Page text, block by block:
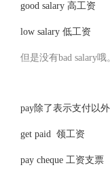
good salary 高工资
low salary 低工资
但是没有bad salary哦。
pay除了表示支付以
get paid 领工资
pay cheque 工资支票